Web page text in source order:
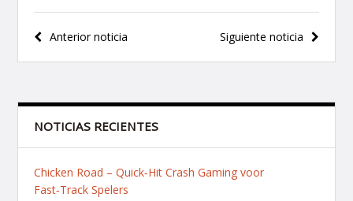
Navegación
de
Siguiente noticia
Anterior noticia
NOTICIAS RECIENTES
Chicken Road – Quick‑Hit Crash Gaming voor
Fast‑Track Spelers